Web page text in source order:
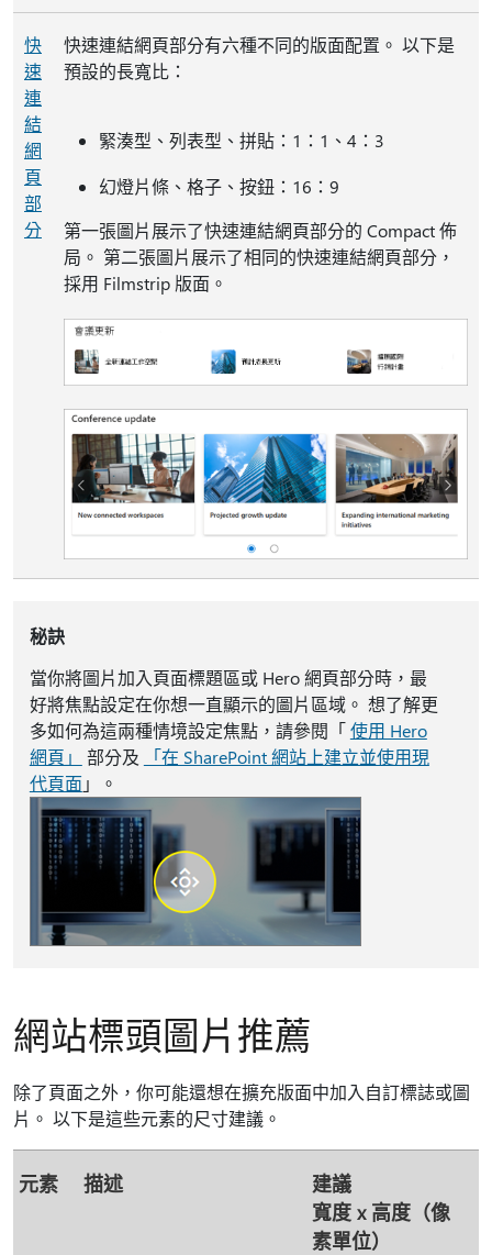
快
速
連
結
網
頁
部
分
快速連結網頁部分有六種不同的版面配置。 以下是
預設的長寬比：
緊湊型、列表型、拼貼：1：1、4：3
幻燈片條、格子、按鈕：16：9
第一張圖片展示了快速連結網頁部分的 Compact 佈
局。 第二張圖片展示了相同的快速連結網頁部分，
採用 Filmstrip 版面。
秘訣
當你將圖片加入頁面標題區或 Hero 網頁部分時，最
好將焦點設定在你想一直顯示的圖片區域。 想了解更
多如何為這兩種情境設定焦點，請參閱「使用 Hero
網頁」
部分及
「在 SharePoint 網站上建立並使用現
代頁面」。
網站標頭圖片推薦
除了頁面之外，你可能還想在擴充版面中加入自訂標誌或圖
片。 以下是這些元素的尺寸建議。
元素 描述
建議
寬度 x 高度（像
素單位）